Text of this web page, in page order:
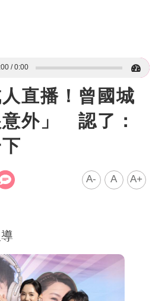
0:00
直播！曾國城
外」 認了：
A- A A+